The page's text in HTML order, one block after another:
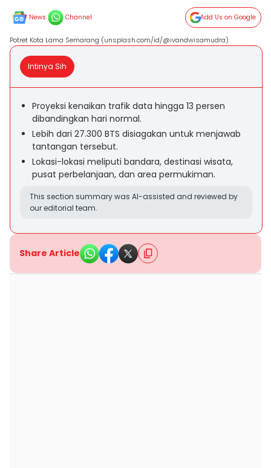
News Channel Add Us on Google
Potret Kota Lama Semarang (unsplash.com/id/@ivandwisamudra)
Intinya Sih
Proyeksi kenaikan trafik data hingga 13 persen
dibandingkan hari normal.
Lebih dari 27.300 BTS disiagakan untuk menjawab
tantangan tersebut.
Lokasi-lokasi meliputi bandara, destinasi wisata,
pusat perbelanjaan, dan area permukiman.
This section summary was AI-assisted and reviewed by
our editorial team.
Share Article